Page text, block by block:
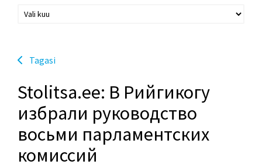
Tagasi
Stolitsa.ee: В Рийгикогу
избрали руководство
восьми парламентских
комиссий